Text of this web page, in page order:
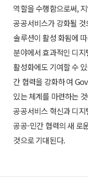
역할을 수행함으로써,
공공서비스가 강화될
솔루션이 활성 화됨에
분야에서 효과적인 디
활성화에도 기여할 수
간 협력을 강화하 여
있는 체계를 마련하는
공공서비스 혁신과 디
공공-민간 협력의 새 로
것으로 기대된다.